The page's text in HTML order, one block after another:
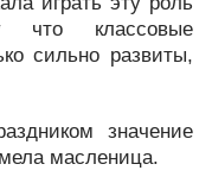
что классовые
сильно развиты,
значение
масленица.